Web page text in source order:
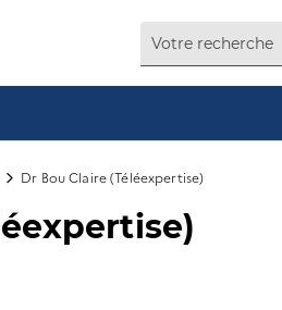
Dr Bou Claire (Téléexpertise)